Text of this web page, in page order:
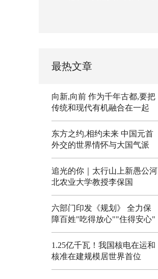
最热文章
向新,向前 作为千年古都,要把
传统和现代有机融合在一起
东方之约,相约未来 中国元首
外交的世界情怀与大国气派
追光的你｜太行山上新愚公河
北农业大学教授李保国
六部门印发《规划》 全力保
障百姓"吃得放心""住得安心"
1.25亿千瓦！我国核电在运和
核准在建规模居世界首位